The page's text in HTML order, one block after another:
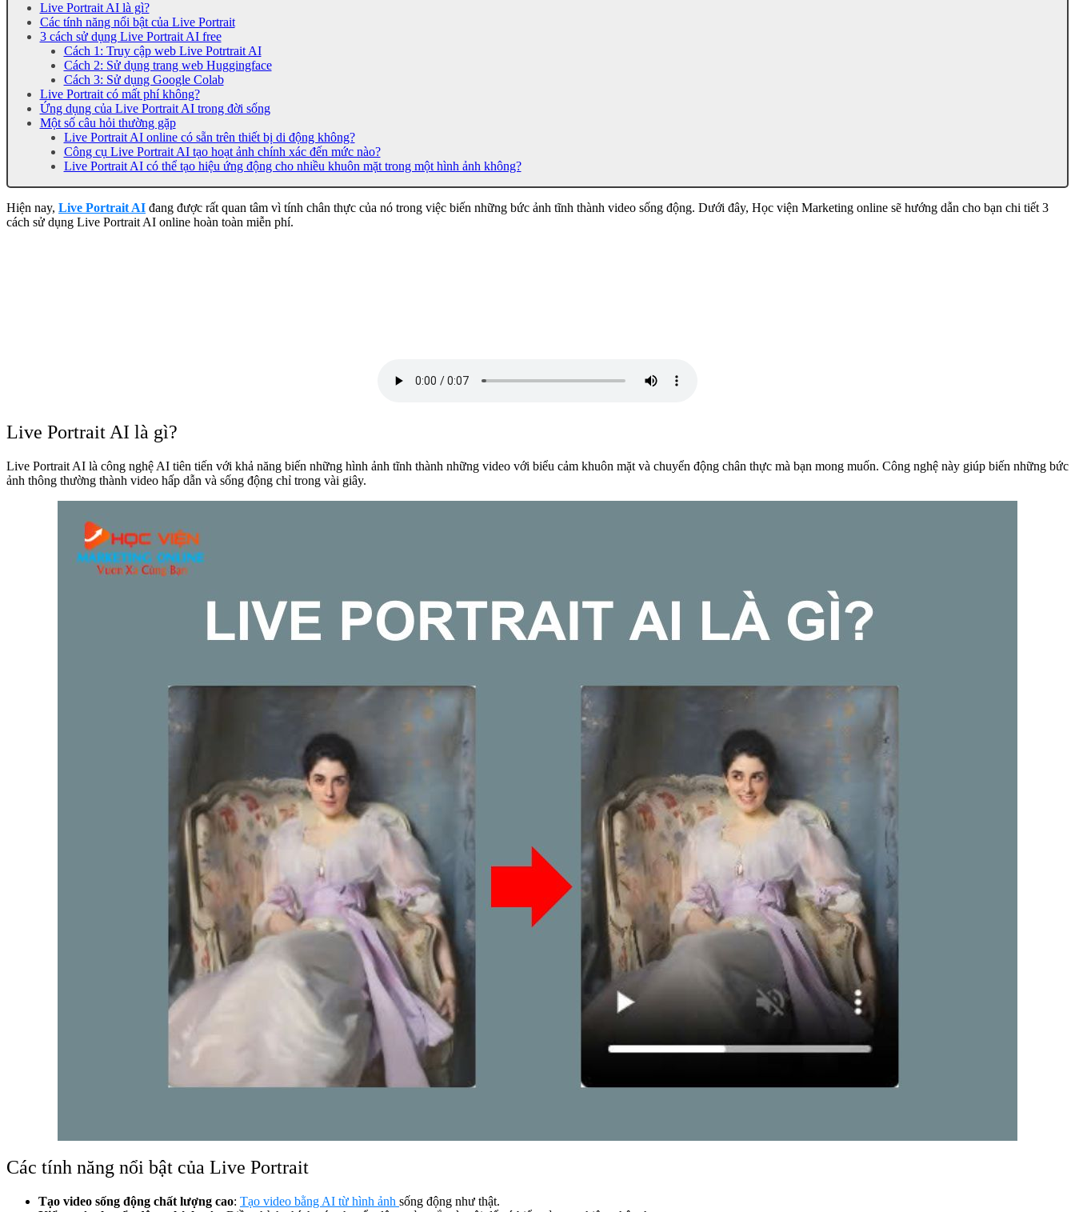
Live Portrait AI là gì?
Các tính năng nổi bật của Live Portrait
3 cách sử dụng Live Portrait AI free
Cách 1: Truy cập web Live Potrtrait AI
Cách 2: Sử dụng trang web Huggingface
Cách 3: Sử dụng Google Colab
Live Portrait có mất phí không?
Ứng dụng của Live Portrait AI trong đời sống
Một số câu hỏi thường gặp
Live Portrait AI online có sẵn trên thiết bị di động không?
Công cụ Live Portrait AI tạo hoạt ảnh chính xác đến mức nào?
Live Portrait AI có thể tạo hiệu ứng động cho nhiều khuôn mặt trong một hình ảnh không?
Hiện nay, Live Portrait AI đang được rất quan tâm vì tính chân thực của nó trong việc biến những bức ảnh tĩnh thành video sống động. Dưới đây, Học viện Marketing online sẽ hướng dẫn cho bạn chi tiết 3
cách sử dụng Live Portrait AI online hoàn toàn miễn phí.
Live Portrait AI là gì?
Live Portrait AI là công nghệ AI tiên tiến với khả năng biến những hình ảnh tĩnh thành những video với biểu cảm khuôn mặt và chuyển động chân thực mà bạn mong muốn. Công nghệ này giúp biến những bức
ảnh thông thường thành video hấp dẫn và sống động chỉ trong vài giây.
Các tính năng nổi bật của Live Portrait
Tạo video sống động chất lượng cao: Tạo video bằng AI từ hình ảnh sống động như thật.